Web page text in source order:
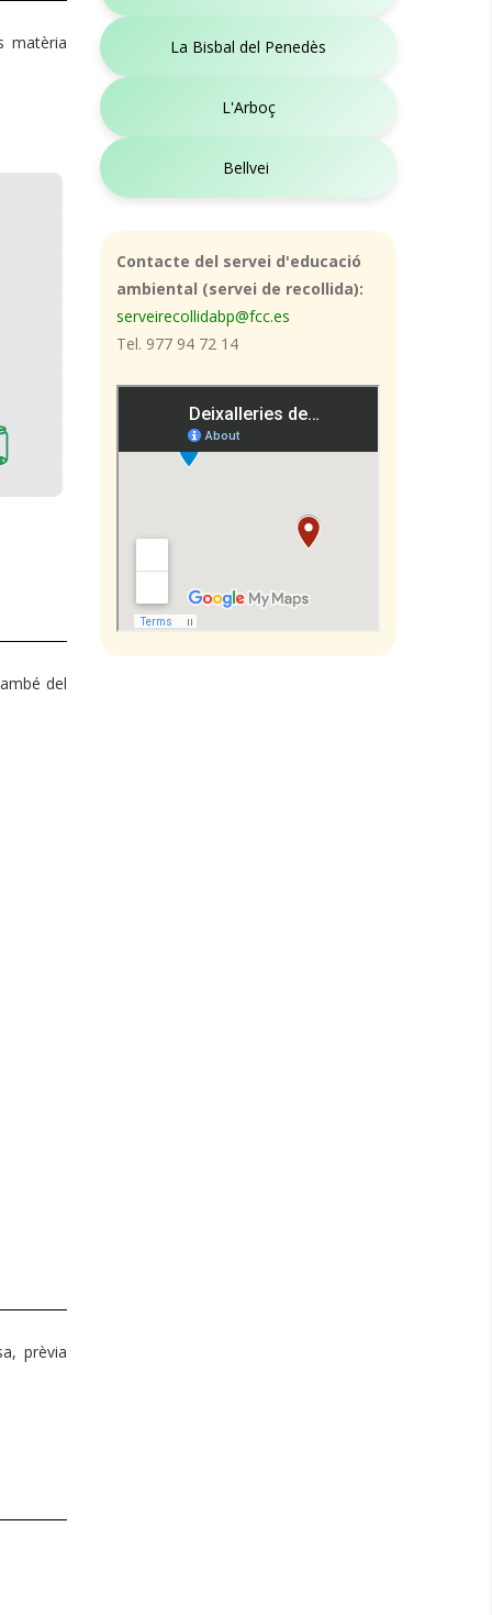
matèria
del
prèvia
La Bisbal del Penedès
L'Arboç
Bellvei
Contacte del servei d'educació
ambiental (servei de recollida):
serveirecollidabp@fcc.es
Tel. 977 94 72 14